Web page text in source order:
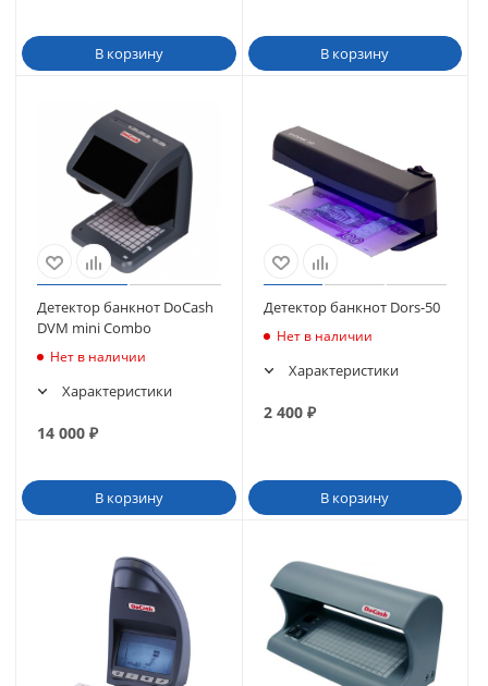
В корзину В корзину
Детектор банкнот DoCash
DVM mini Combo
Нет в наличии
Характеристики
14 000 ₽
В корзину
Детектор банкнот Dors-50
Нет в наличии
Характеристики
2 400₽
В корзину